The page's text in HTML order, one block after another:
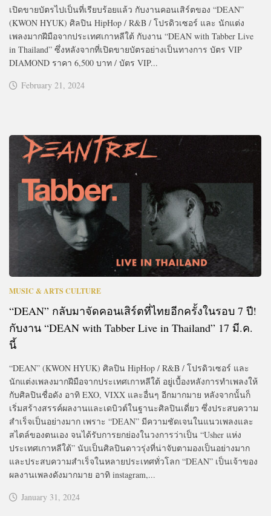
เปิดขายบัตรไปเป็นที่เรียบร้อยแล้ว กับงานคอนเสิร์ตของ “DEAN”
(KWON HYUK) ศิลปิน HipHop / R&B / โปรดิวเซอร์ และ นักแต่ง
เพลงมากฝีมือจากประเทศเกาหลีใต้ กับงาน “DEAN with Tabber Live
in Thailand” ซึ่งหลังจากที่เปิดขายบัตรอย่างเป็นทางการ บัตร VIP
DIAMOND ราคา 6,500 บาท / บัตร VIP...
February 21, 2024
MUSIC & ARTS CULTURE
“DEAN” กลับมาจัดคอนเสิร์ตที่ไทยอีกครั้งในรอบ 7 ปี!
กับงาน “DEAN with Tabber Live in Thailand” 17 มี.ค.
นี้
“DEAN” (KWON HYUK) ศิลปิน HipHop / R&B / โปรดิวเซอร์ และ
นักแต่งเพลงมากฝีมือจากประเทศเกาหลีใต้ อยู่เบื้องหลังการทำเพลงให้
กับศิลปินชื่อดัง อาทิ EXO, VIXX และอื่นๆ อีกมากมาย หลังจากนั้นก็
เริ่มสร้างสรรค์ผลงานและเดบิวต์ในฐานะศิลปินเดี่ยว ซึ่งประสบความ
สำเร็จเป็นอย่างมาก เพราะ “DEAN” มีความชัดเจนในแนวเพลงและ
สไตล์ของตนเอง จนได้รับการยกย่องในวงการว่าเป็น “Usher แห่ง
ประเทศเกาหลีใต้” นับเป็นศิลปินดาวรุ่งที่น่าจับตามองเป็นอย่างมาก
และประสบความสำเร็จในหลายประเทศทั่วโลก “DEAN” เป็นเจ้าของ
ผลงานเพลงดังมากมาย อาทิ instagram,...
January 31, 2024